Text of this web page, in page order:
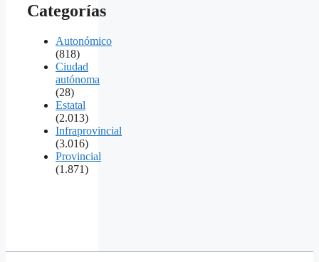
Categorías
Autonómico
(818)
Ciudad
autónoma
(28)
Estatal
(2.013)
Infraprovincial
(3.016)
Provincial
(1.871)